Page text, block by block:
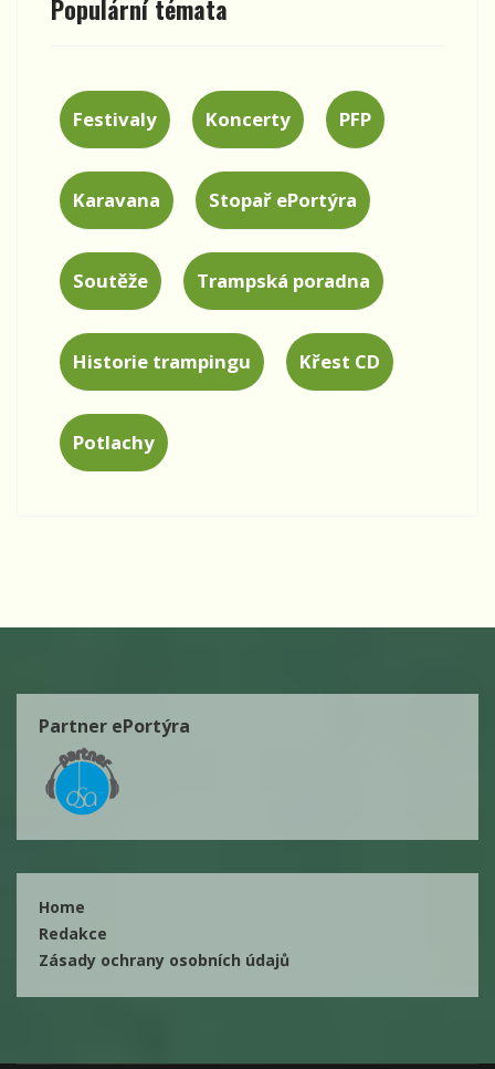
Populární témata
Festivaly Koncerty PFP
Karavana Stopař ePortýra
Soutěže Trampská poradna
Historie trampingu Křest CD
Potlachy
Partner ePortýra
Home
Redakce
Zásady ochrany osobních údajů